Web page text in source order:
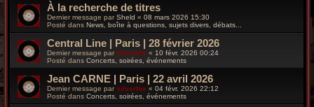
À la recherche de titres
Dernier message parSheld « 08 mars 2026 15:30
Posté dans News, boîte à questions, sujets divers, débats...
Central Line | Paris | 28 février 2026
Dernier message par silverfox « 10 févr. 2026 00:24
Posté dans Concerts, soirées, événements
Jean CARNE | Paris | 22 avril 2026
Dernier message parsilverfox « 04 févr. 2026 22:12
Posté dans Concerts, soirées, événements